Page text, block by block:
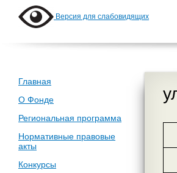
Версия для слабовидящих
Главная
О Фонде
Региональная программа
Нормативные правовые
акты
Конкурсы